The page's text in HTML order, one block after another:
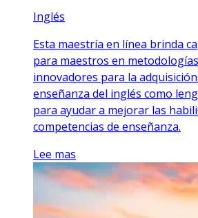
Inglés
Esta maestría en línea brinda
para maestros en
innovadores para la
enseñanza del inglés como
para ayudar a mejorar las
competencias de enseñanza.
Lee mas